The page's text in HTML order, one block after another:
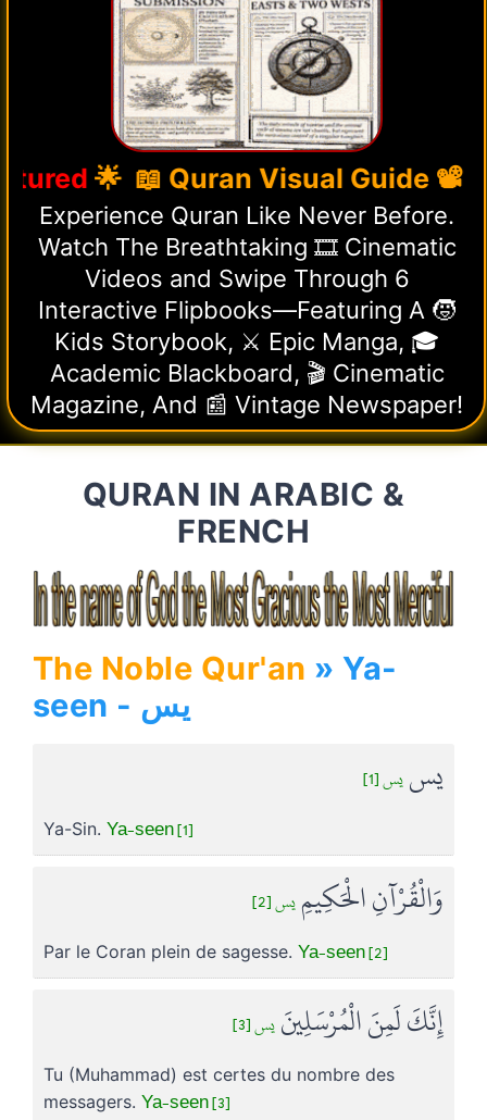
🌟 📖 Quran Visual Guide 📽️
Experience Quran Like Never Before.
Watch The Breathtaking 🎞️ Cinematic
Videos and Swipe Through 6
Interactive Flipbooks—Featuring A 🧒
Kids Storybook, ⚔️ Epic Manga, 🎓
Academic Blackboard, 🎬 Cinematic
Magazine, And 📰 Vintage Newspaper!
QURAN IN ARABIC &
FRENCH
The Noble Qur'an » Ya-
seen - يس
يس يس [1]
Ya-Sin. Ya-seen [1]
وَالْقُرْآنِ الْحَكِيمِ يس [2]
Par le Coran plein de sagesse. Ya-seen [2]
إِنَّكَ لَمِنَ الْمُرْسَلِينَ يس [3]
Tu (Muhammad) est certes du nombre des
messagers. Ya-seen [3]